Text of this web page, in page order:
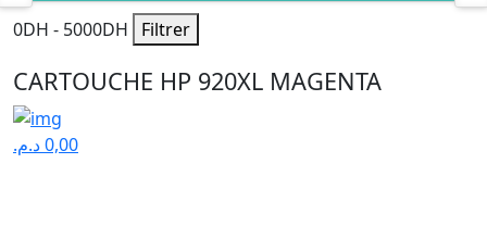
0DH - 5000DH Filtrer
CARTOUCHE HP 920XL MAGENTA
0,00د.م.